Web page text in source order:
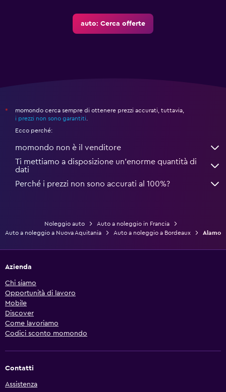
auto: Cerca offerte
*
momondo cerca sempre di ottenere prezzi accurati, tuttavia,
i prezzi non sono garantiti.
Ecco perché:
momondo non è il venditore
Ti mettiamo a disposizione un’enorme quantità di
dati
Perché i prezzi non sono accurati al 100%?
Noleggio auto
Auto a noleggio in Francia
Auto a noleggio a Nuova Aquitania
Auto a noleggio a Bordeaux Alamo
Azienda
Chi siamo
Opportunità di lavoro
Mobile
Discover
Come lavoriamo
Codici sconto momondo
Contatti
Assistenza